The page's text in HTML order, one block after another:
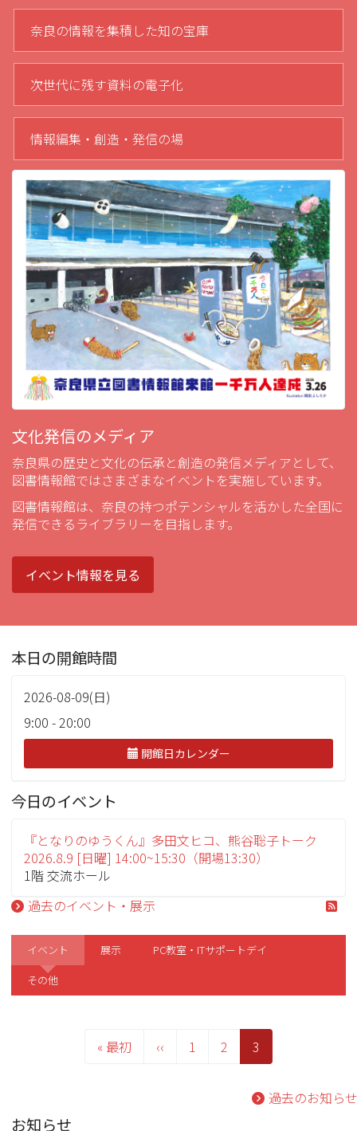
奈良の情報を集積した知の宝庫
次世代に残す資料の電子化
情報編集・創造・発信の場
文化発信のメディア
奈良県の歴史と文化の伝承と創造の発信メディアとして、
図書情報館ではさまざまなイベントを実施しています。
図書情報館は、奈良の持つポテンシャルを活かした全国に
発信できるライブラリーを目指します。
イベント情報を見る
本日の開館時間
2026-08-09(日)
9:00 - 20:00
開館日カレンダー
今日のイベント
『となりのゆうくん』多田文ヒコ、熊谷聡子トーク
2026.8.9 [日曜] 14:00~15:30（開場13:30）
1階 交流ホール
イベント 展示
PC教室・ITサポートデイ
その他
先
« 最初
前
‹‹ Page
1 Page
2
カ
レ
ト
3
過去のイベント・展示
お知らせ
過去のお知らせ